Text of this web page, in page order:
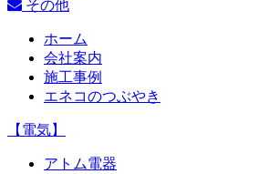
その他
ホーム
会社案内
施工事例
エネコのつぶやき
【電気】
アトム電器